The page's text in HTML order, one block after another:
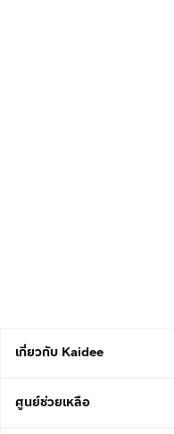
เกี่ยวกับ Kaidee
ศูนย์ช่วยเหลือ